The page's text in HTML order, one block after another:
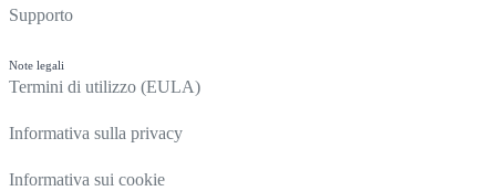
Supporto
Note legali
Termini di utilizzo (EULA)
Informativa sulla privacy
Informativa sui cookie